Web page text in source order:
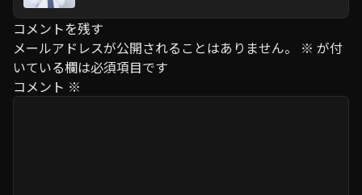
コメントを残す
メールアドレスが公開されることはありません。
※ が付
いている欄は必須項目です
コメント ※